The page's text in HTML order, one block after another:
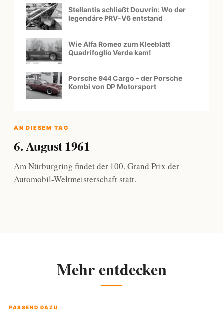
Stellantis schließt Douvrin: Wo der
legendäre PRV-V6 entstand
Wie Alfa Romeo zum Kleeblatt
Quadrifoglio Verde kam!
Porsche 944 Cargo – der Porsche
Kombi von DP Motorsport
AN DIESEM TAG
6. August 1961
Am Nürburgring findet der 100. Grand Prix der
Automobil-Weltmeisterschaft statt.
Mehr entdecken
PASSEND DAZU